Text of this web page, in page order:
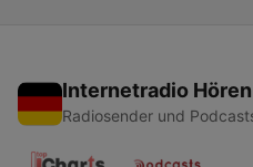
Internetradio Hören
Radiosender und